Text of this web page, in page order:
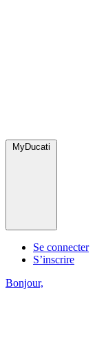
MyDucati
Se connecter
S’inscrire
Bonjour,